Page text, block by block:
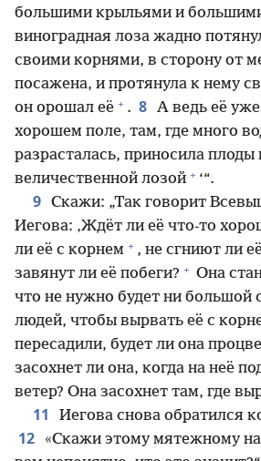
большими крыльями и
виноградная лоза жадно
своими корнями, в сторону от
посажена, и протянула к нему
он орошал её + . 8 А ведь её
хорошем поле, там, где много
разрасталась, приносила плоды
величественной лозой + ‘“.
9 Скажи: „Так говорит
Иегова: ‚Ждёт ли её что-то
ли её с корнем + , не сгниют ли
завянут ли её побеги? + Она
что не нужно будет ни большой
людей, чтобы вырвать её с
пересадили, будет ли она
засохнет ли она, когда на неё
ветер? Она засохнет там, где
11 Иегова снова обратился
12
«Скажи этому мятежному